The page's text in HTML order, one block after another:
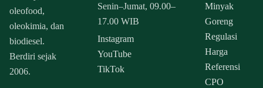
oleofood,
oleokimia, dan
biodiesel.
Berdiri sejak
2006.
Senin–Jumat, 09.00–
17.00 WIB
Instagram
YouTube
TikTok
Minyak
Goreng
Regulasi
Harga
Referensi
CPO